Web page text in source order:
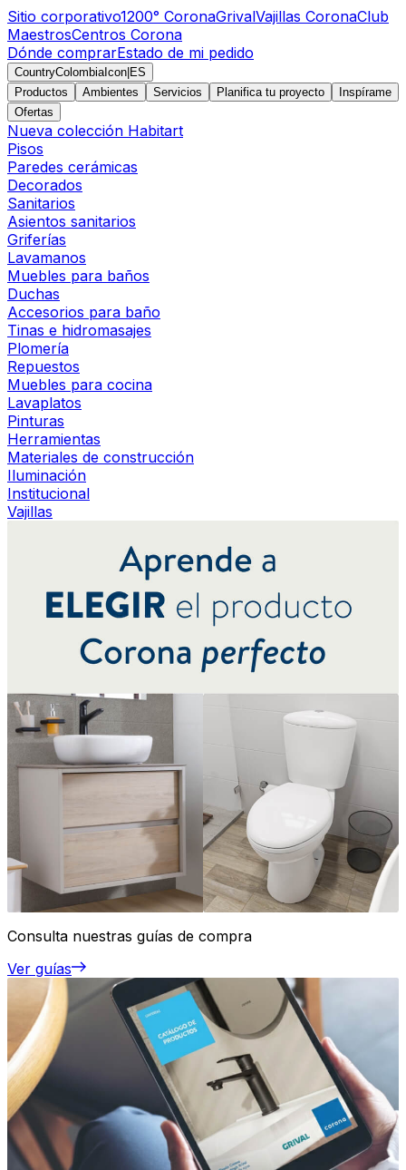
Sitio corporativo1200° CoronaGrivalVajillas CoronaClub
MaestrosCentros Corona
Dónde comprarEstado de mi pedido
CountryColombiaIcon ES
Productos
Ambientes Servicios Planifica tu proyecto
Inspírame
Ofertas
Nueva colección Habitart
Pisos
Paredes cerámicas
Decorados
Sanitarios
Asientos sanitarios
Griferías
Lavamanos
Muebles para baños
Duchas
Accesorios para baño
Tinas e hidromasajes
Plomería
Repuestos
Muebles para cocina
Lavaplatos
Pinturas
Herramientas
Materiales de construcción
Iluminación
Institucional
Vajillas
Consulta nuestras guías de compra
Ver guías